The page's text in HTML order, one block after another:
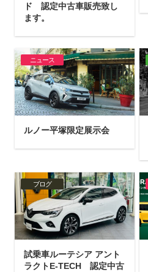
ド 認定中古車販売致し
ます。
ニュース
ルノー平塚限定展示会
ブログ
試乗車ルーテシア アント
ラクトE-TECH 認定中古